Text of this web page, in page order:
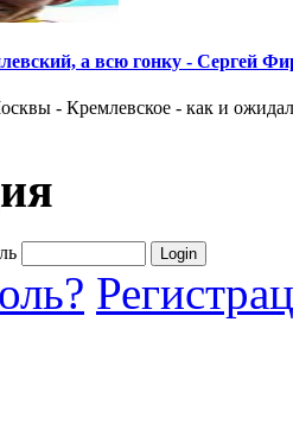
а всю гонку - Сергей
- Кремлевское - как и